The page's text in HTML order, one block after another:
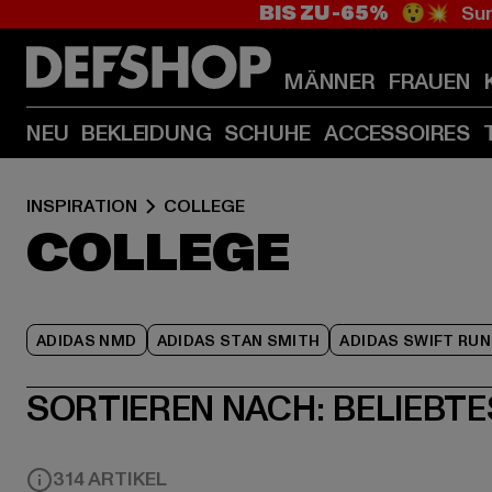
BIS ZU -65% 😲💥
MÄNNER FRAUEN
NEU BEKLEIDUNG SCHUHE ACCESSOIRES
INSPIRATION COLLEGE
COLLEGE
ADIDAS NMD ADIDAS STAN SMITH ADIDAS SWIFT RUN
SORTIEREN NACH:
314 ARTIKEL